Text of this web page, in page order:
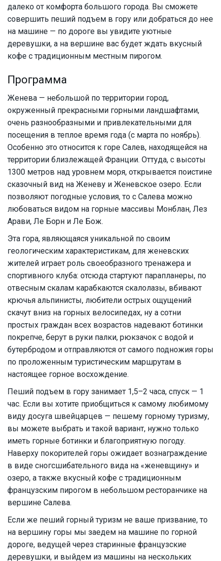
далеко от комфорта большого города. Вы сможете
совершить пеший подъем в гору или добраться до нее
на машине — по дороге вы увидите уютные
деревушки, а на вершине вас будет ждать вкусный
кофе с традиционным местным пирогом.
Программа
Женева — небольшой по территории город,
окруженный прекрасными горными ландшафтами,
очень разнообразными и привлекательными для
посещения в теплое время года (с марта по ноябрь).
Особенно это относится к горе Салев, находящейся на
территории близлежащей Франции. Оттуда, с высоты
1300 метров над уровнем моря, открывается поистине
сказочный вид на Женеву и Женевское озеро. Если
позволяют погодные условия, то с Салева можно
любоваться видом на горные массивы Монблан, Лез
Арави, Ле Борн и Ле Бож.
Эта гора, являющаяся уникальной по своим
геологическим характеристикам, для женевских
жителей играет роль своеобразного тренажера и
спортивного клуба: отсюда стартуют парапланеры, по
отвесным скалам карабкаются скалолазы, вбивают
крючья альпинисты, любители острых ощущений
скачут вниз на горных велосипедах, ну а сотни
простых граждан всех возрастов надевают ботинки
покрепче, берут в руки палки, рюкзачок с водой и
бутербродом и отправляются от самого подножия горы
по проложенным туристическим маршрутам в
настоящее горное восхождение.
Пеший подъем в гору занимает 1,5–2 часа, спуск — 1
час. Если вы хотите приобщиться к самому любимому
виду досуга швейцарцев — пешему горному туризму,
вы можете выбрать и такой вариант, нужно только
иметь горные ботинки и благоприятную погоду.
Наверху покорителей горы ожидает вознаграждение
в виде сногсшибательного вида на «женевщину» и
озеро, а также вкусный кофе с традиционным
французским пирогом в небольшом ресторанчике на
вершине Салева.
Если же пеший горный туризм не ваше призвание, то
на вершину горы мы заедем на машине по горной
дороге, ведущей через старинные французские
деревушки, и выйдем из машины на нескольких